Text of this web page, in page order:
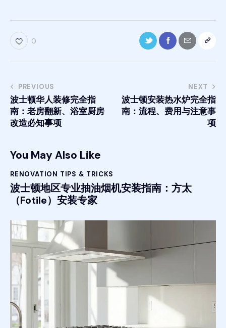
0
PREVIOUS
波士顿华人装修完全指
南：老房翻新、浴室厨房
改造必知事项
NEXT
波士顿安装热水炉完全指
南：流程、费用与注意事
项
You May Also Like
RENOVATION TIPS & TRICKS
波士顿地区专业抽油烟机安装指南：方太
（Fotile）安装专家